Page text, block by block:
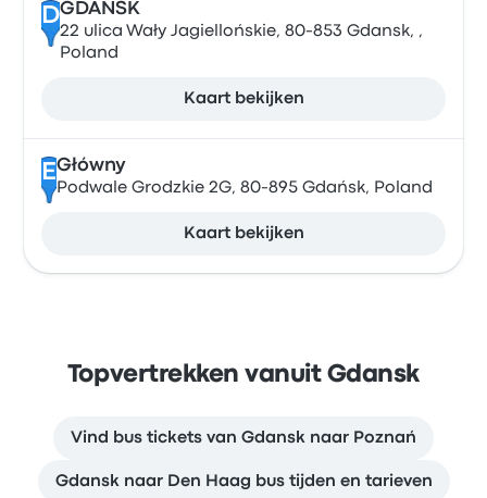
DGDANSK
22 ulica Wały Jagiellońskie, 80-853 Gdansk, ,
Poland
Kaart bekijken
EGłówny
Podwale Grodzkie 2G, 80-895 Gdańsk, Poland
Kaart bekijken
Topvertrekken vanuit Gdansk
Vind bus tickets van Gdansk naar Poznań
Gdansk naar Den Haag bus tijden en tarieven